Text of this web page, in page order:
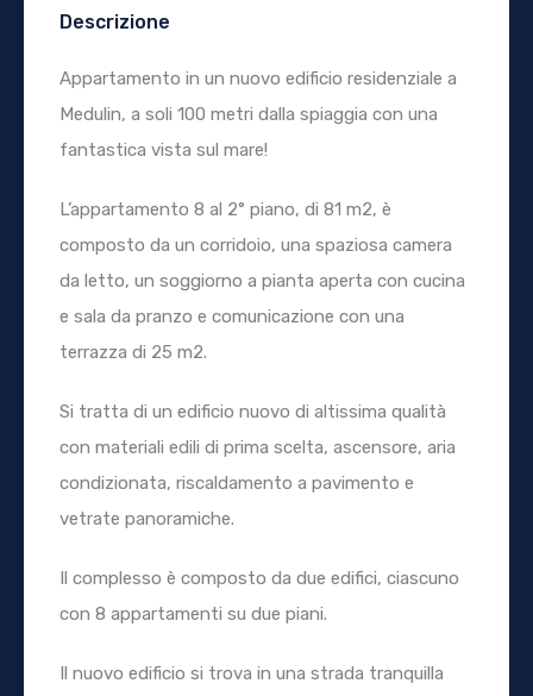
Descrizione
Appartamento in un nuovo edificio residenziale a
Medulin, a soli 100 metri dalla spiaggia con una
fantastica vista sul mare!
L’appartamento 8 al 2° piano, di 81 m2, è
composto da un corridoio, una spaziosa camera
da letto, un soggiorno a pianta aperta con cucina
e sala da pranzo e comunicazione con una
terrazza di 25 m2.
Si tratta di un edificio nuovo di altissima qualità
con materiali edili di prima scelta, ascensore, aria
condizionata, riscaldamento a pavimento e
vetrate panoramiche.
Il complesso è composto da due edifici, ciascuno
con 8 appartamenti su due piani.
Il nuovo edificio si trova in una strada tranquilla